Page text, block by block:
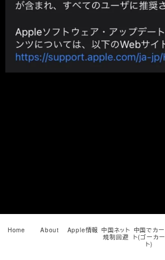
メ
イ
ン
コ
ン
Home About Apple情報 中国ネット
規制回避
中国でカー
ト(ゴーカー
ト)